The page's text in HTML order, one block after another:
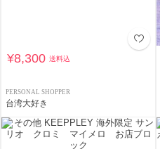
¥8,300送料込
PERSONAL SHOPPER
台湾大好き